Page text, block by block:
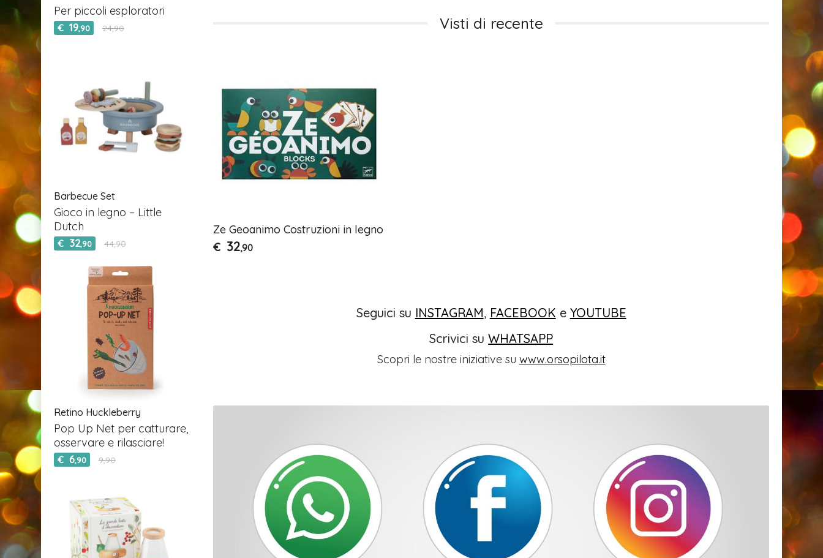
Visti di recente
Ze Geoanimo Costruzioni in legno
€ 32,90
Seguici su INSTAGRAM, FACEBOOK e YOUTUBE
Scrivici suWHATSAPP
Scopri le nostre iniziative su www.orsopilota.it
Per piccoli esploratori
€ 19,90 24,90
Barbecue Set
Gioco in legno – Little
Dutch
€ 32,90 44,90
Retino Huckleberry
Pop Up Net per catturare,
osservare e rilasciare!
€ 6,90 9,90